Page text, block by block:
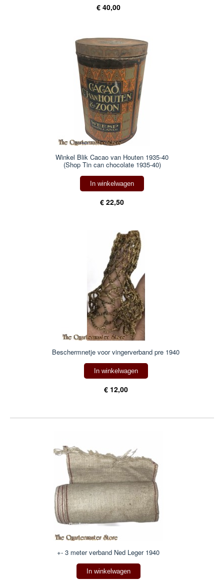
€ 40,00
Winkel Blik Cacao van Houten 1935-40
(Shop Tin can chocolate 1935-40)
In winkelwagen
€ 22,50
Beschermnetje voor vingerverband pre 1940
In winkelwagen
€ 12,00
+- 3 meter verband Ned Leger 1940
In winkelwagen